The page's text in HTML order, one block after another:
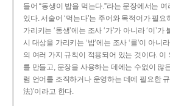
들어 “동생이 밥을 먹는다.”라는 문장에서는
있다. 서술어 ‘먹는다’는 주어와 목적어가 필
가리키는 ‘동생’에는 조사 ‘가’가 아니라 ‘이’
시 대상을 가리키는 ‘밥’에는 조사 ‘를’이 아니
의 여러 가지 규칙이 적용되어 있는 것이다. 이
를 만들고, 문장을 사용하는 데에는 수없이 많
럼 언어를 조직하거나 운영하는 데에 필요한
法)’이라고 한다.